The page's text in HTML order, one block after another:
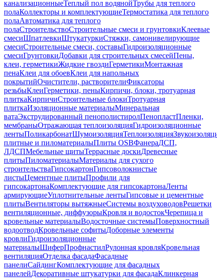
канализационныеТеплый пол водянойТрубы для теплого
полаКоллекторы и комплектующиеТермостатика для теплого
полаАвтоматика для теплого
полаСтроительствоСтроительные смеси и грунтовкиКлеевые
смесиШпатлевкиШтукатуркиСтяжки, самонивелирующие
смесиСтроительные смеси, составыГидроизоляционные
смесиГрунтовкиДобавки для строительных смесейПены,
клеи, герметикиЖидкие гвоздиГерметикиМонтажная
пенаКлеи для обоевКлеи для напольных
покрытийОчистители, растворителиФиксаторы
резьбыКлеиГерметики, пеныКирпичи, блоки, тротуарная
плиткаКирпичиСтроительные блокиТротуарная
плиткаИзоляционные материалыМинеральная
ватаЭкструдированный пенополистиролПенопластПленки,
мембраныОтражающая теплоизоляцияГидроизоляционные
лентыПоликарбонатШумоизоляцияТеплоизоляция
плитные и пиломатериалыПлиты OSBФанераДСП,
ЛДСПМебельные щитыТеррасные доскиДревесные
плитыПиломатериалыМатериалы для сухого
строительстваГипсокартонГипсоволокнистые
листыЦементные плитыПрофили для
гипсокартонаКомплектующие для гипсокартонаЛенты
армирующиеУплотнительные лентыГипсовые и цементные
плитыВентиляторы вытяжныеСистемы воздуховодовРешетки
вентиляционные, диффузорыКровля и водостокЧерепица и
кровельные материалыВодосточные системыПоверхностный
водоотводКровельные софитыДоборные элементы
кровлиГидроизоляционные
материалыШиферПрофнастилРулонная кровляКровельная
вентиляцияОтделка фасадаФасадные
панелиСайдингКомплектующие для фасадных
панелейДекоративные штукатурки для фасадаКлинкерная